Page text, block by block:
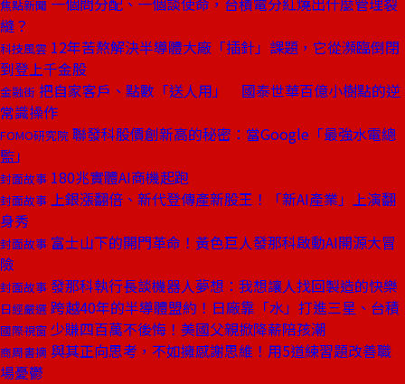
焦點新聞
縫？
科技風雲 12年苦熬解決半導體大廠「插針」課題，它從瀕臨倒閉
到登上千金股
金融街 把自家客戶、點數「送人用」 國泰世華百億小樹點的逆
常識操作
FOMO研究院 聯發科股價創新高的秘密：當Google「最強水電總
監」
封面故事 180兆實體AI商機起跑
封面故事 上銀漲翻倍、新代登傳產新股王！「新AI產業」上演翻
身秀
封面故事 富士山下的開門革命！黃色巨人發那科啟動AI開源大冒
險
封面故事 發那科執行長談機器人夢想：我想讓人找回製造的快樂
日經嚴選 跨越40年的半導體盟約！日廠靠「水」打進三星、台積
國際視窗 少賺四百萬不後悔！美國父親掀降薪陪孩潮
商周書摘 與其正向思考，不如擁感謝思維！用5道練習題改善職
場憂鬱